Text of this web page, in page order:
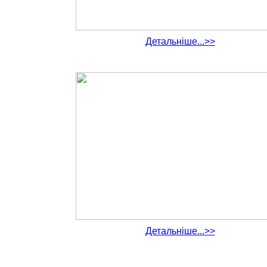
Детальніше...>>
Детальніше...>>